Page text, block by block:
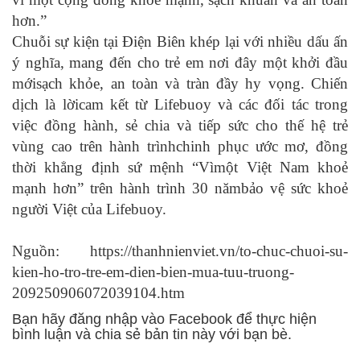
hơn.”
Chuỗi sự kiện tại Điện Biên khép lại với nhiều dấu ấn
ý nghĩa, mang đến cho trẻ em nơi đây một khởi đầu
mớisạch khỏe, an toàn và tràn đầy hy vọng. Chiến
dịch là lờicam kết từ Lifebuoy và các đối tác trong
việc đồng hành, sẻ chia và tiếp sức cho thế hệ trẻ
vùng cao trên hành trìnhchinh phục ước mơ, đồng
thời khẳng định sứ mệnh “Vìmột Việt Nam khoẻ
mạnh hơn” trên hành trình 30 nămbảo vệ sức khoẻ
người Việt của Lifebuoy.
Nguồn: https://thanhnienviet.vn/to-chuc-chuoi-su-
kien-ho-tro-tre-em-dien-bien-mua-tuu-truong-
209250906072039104.htm
Bạn hãy đăng nhập vào Facebook để thực hiện
bình luận và chia sẻ bản tin này với bạn bè.